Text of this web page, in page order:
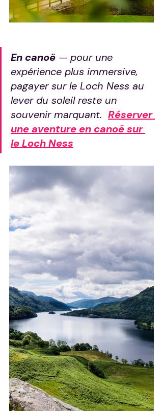
En canoë — pour une
expérience plus immersive,
pagayer sur le Loch Ness au
lever du soleil reste un
souvenir marquant. Réserver
une aventure en canoë sur
le Loch Ness